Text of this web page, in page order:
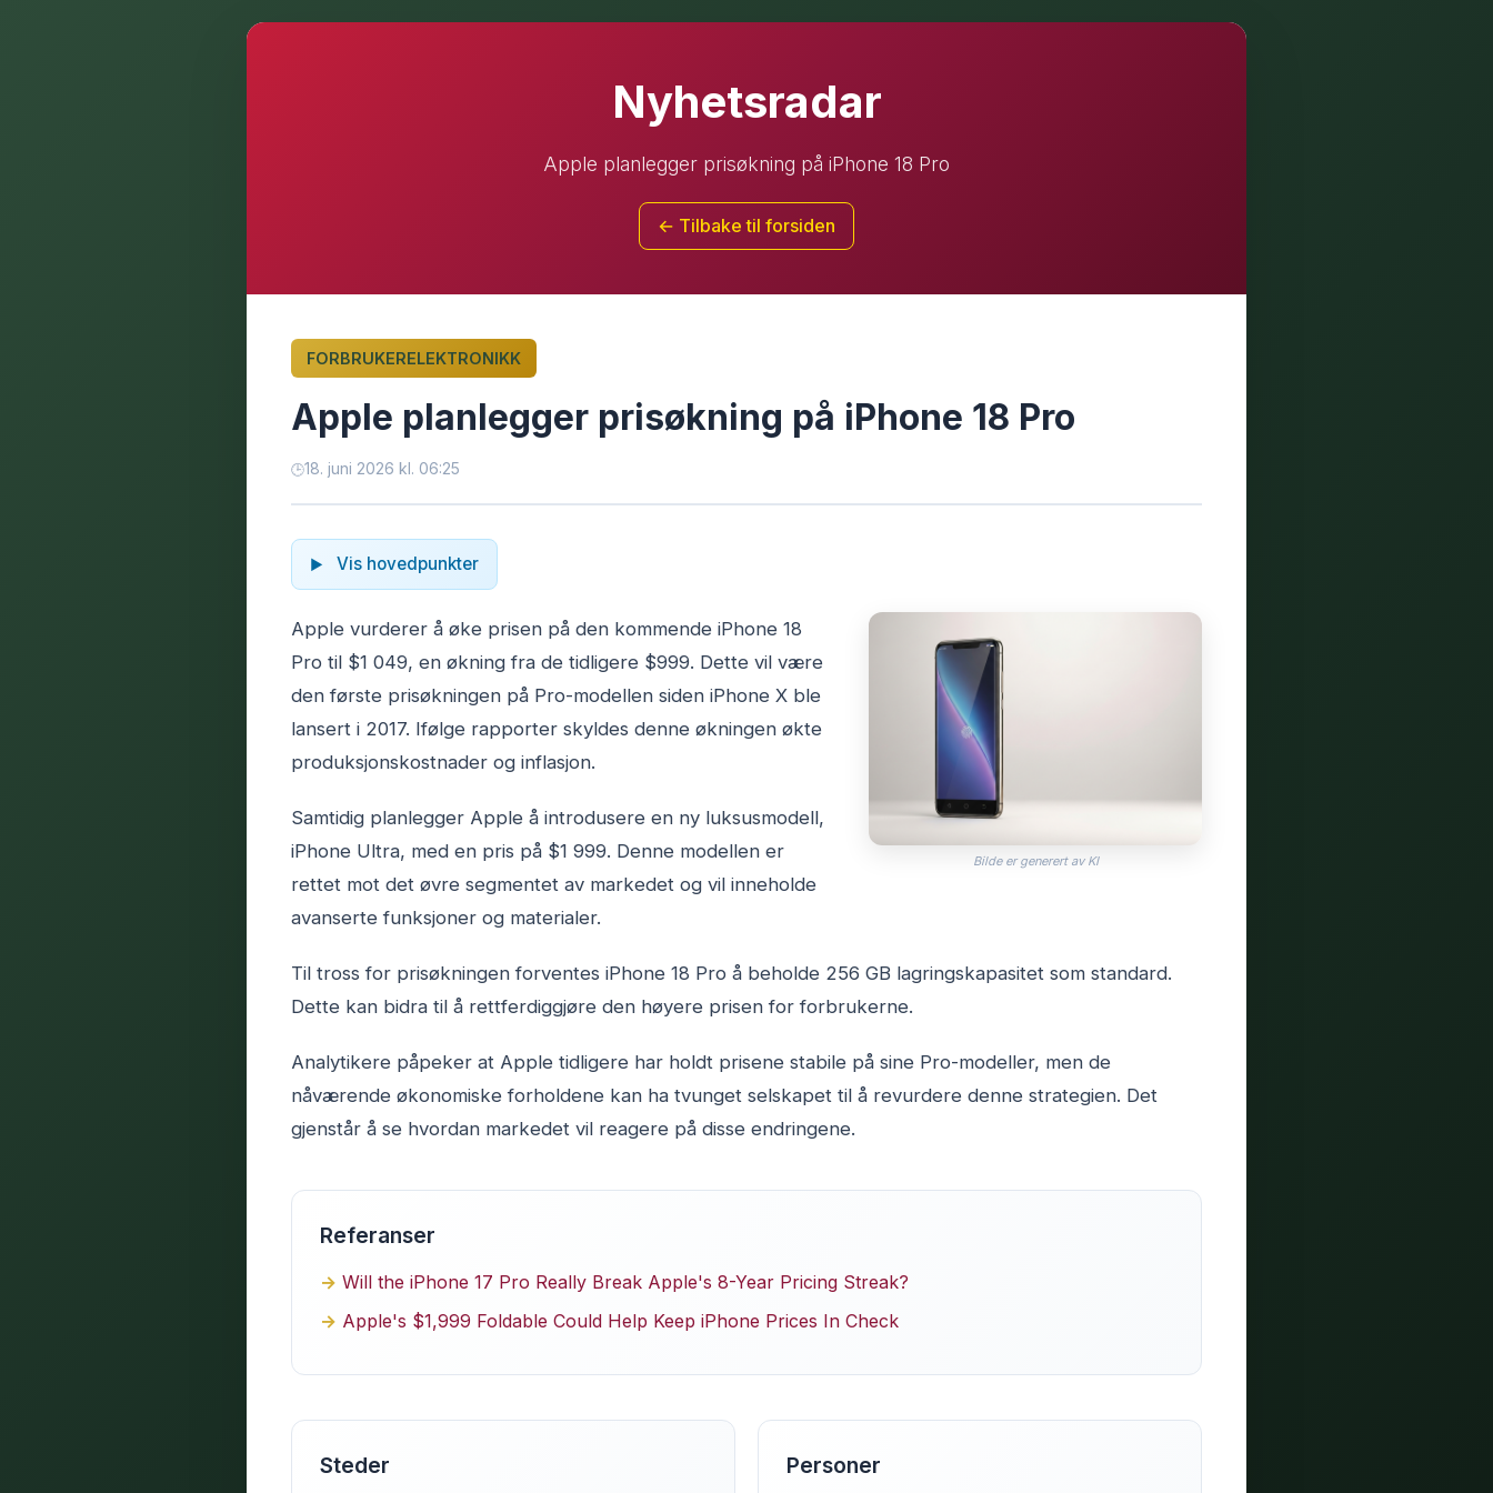
Nyhetsradar
Apple planlegger prisøkning på iPhone 18 Pro
← Tilbake til forsiden
FORBRUKERELEKTRONIKK
Apple planlegger prisøkning på iPhone 18 Pro
18. juni 2026 kl. 06:25
Vis hovedpunkter
Bilde er generert av KI
Apple vurderer å øke prisen på den kommende iPhone 18
Pro til $1 049, en økning fra de tidligere $999. Dette vil være
den første prisøkningen på Pro-modellen siden iPhone X ble
lansert i 2017. Ifølge rapporter skyldes denne økningen økte
produksjonskostnader og inflasjon.
Samtidig planlegger Apple å introdusere en ny luksusmodell,
iPhone Ultra, med en pris på $1 999. Denne modellen er
rettet mot det øvre segmentet av markedet og vil inneholde
avanserte funksjoner og materialer.
Til tross for prisøkningen forventes iPhone 18 Pro å beholde 256 GB lagringskapasitet som standard.
Dette kan bidra til å rettferdiggjøre den høyere prisen for forbrukerne.
Analytikere påpeker at Apple tidligere har holdt prisene stabile på sine Pro-modeller, men de
nåværende økonomiske forholdene kan ha tvunget selskapet til å revurdere denne strategien. Det
gjenstår å se hvordan markedet vil reagere på disse endringene.
Referanser
Will the iPhone 17 Pro Really Break Apple's 8-Year Pricing Streak?
Apple's $1,999 Foldable Could Help Keep iPhone Prices In Check
Steder Personer